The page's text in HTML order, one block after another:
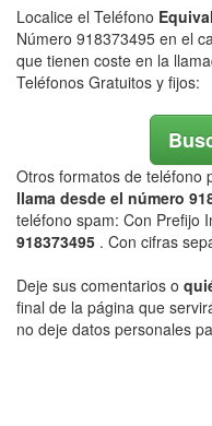
Localice el Teléfono
Número 918373495 en el
que tienen coste en la
Teléfonos Gratuitos y fijos:
Otros formatos de teléfono
llama desde el número
teléfono spam: Con Prefijo
918373495 . Con cifras
Deje sus comentarios o
final de la página que
no deje datos personales